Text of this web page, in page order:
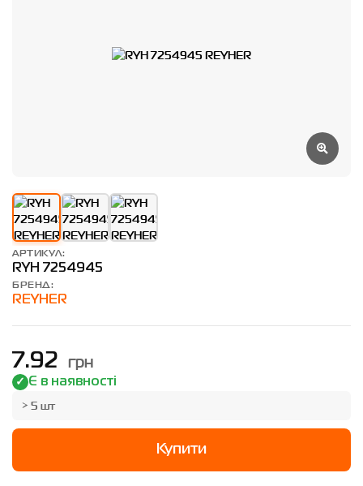
Особистий кабінет
АРТИКУЛ:
RYH 7254945
БРЕНД:
REYHER
7.92 грн
Є в наявності
> 5 шт
Купити